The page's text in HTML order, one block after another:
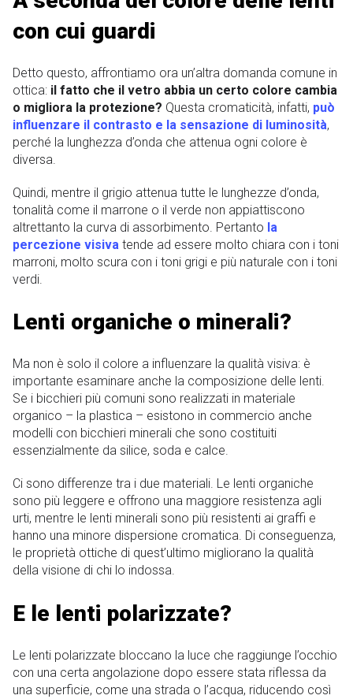
con cui guardi
Detto questo, affrontiamo ora un’altra domanda comune in
ottica: il fatto che il vetro abbia un certo colore cambia
o migliora la protezione? Questa cromaticità, infatti, può
influenzare il contrasto e la sensazione di luminosità,
perché la lunghezza d’onda che attenua ogni colore è
diversa.
Quindi, mentre il grigio attenua tutte le lunghezze d’onda,
tonalità come il marrone o il verde non appiattiscono
altrettanto la curva di assorbimento. Pertanto la
percezione visiva tende ad essere molto chiara con i toni
marroni, molto scura con i toni grigi e più naturale con i toni
verdi.
Lenti organiche o minerali?
Ma non è solo il colore a influenzare la qualità visiva: è
importante esaminare anche la composizione delle lenti.
Se i bicchieri più comuni sono realizzati in materiale
organico – la plastica – esistono in commercio anche
modelli con bicchieri minerali che sono costituiti
essenzialmente da silice, soda e calce.
Ci sono differenze tra i due materiali. Le lenti organiche
sono più leggere e offrono una maggiore resistenza agli
urti, mentre le lenti minerali sono più resistenti ai graffi e
hanno una minore dispersione cromatica. Di conseguenza,
le proprietà ottiche di quest’ultimo migliorano la qualità
della visione di chi lo indossa.
E le lenti polarizzate?
Le lenti polarizzate bloccano la luce che raggiunge l’occhio
con una certa angolazione dopo essere stata riflessa da
una superficie, come una strada o l’acqua, riducendo così